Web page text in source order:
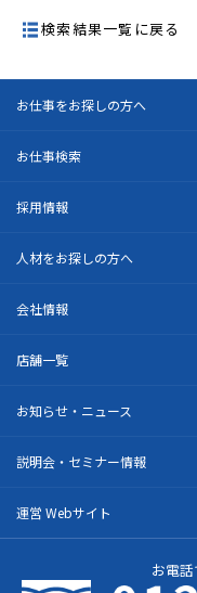
検索結果一覧に戻る
お仕事をお探しの方へ
お仕事検索
採用情報
人材をお探しの方へ
会社情報
店舗一覧
お知らせ・ニュース
説明会・セミナー情報
運営 Webサイト
お電